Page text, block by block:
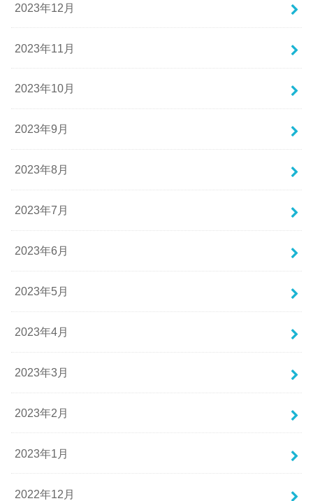
2023年12月
2023年11月
2023年10月
2023年9月
2023年8月
2023年7月
2023年6月
2023年5月
2023年4月
2023年3月
2023年2月
2023年1月
2022年12月